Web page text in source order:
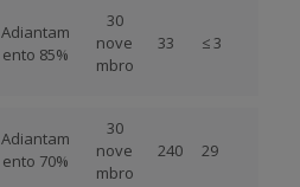
Adiantam
ento 85%
30
nove
mbro
33 ≤ 3
Adiantam
ento 70%
30
nove
mbro
240 29